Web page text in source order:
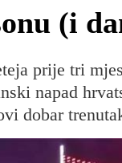
(i
prije tri
napad
dobar